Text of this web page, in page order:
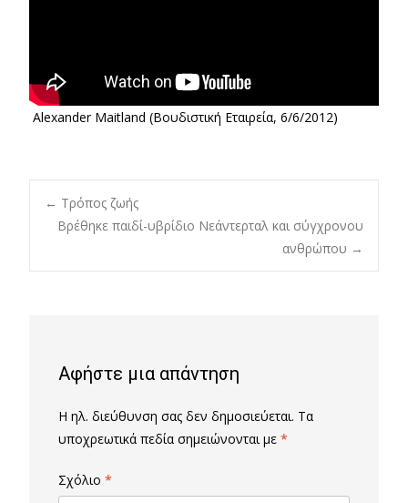
Alexander Maitland (Βουδιστική Εταιρεία, 6/6/2012)
Post
navigation
← Τρόπος ζωής
Βρέθηκε παιδί-υβρίδιο Νεάντερταλ και σύγχρονου
ανθρώπου →
Αφήστε μια απάντηση
Η ηλ. διεύθυνση σας δεν δημοσιεύεται. Τα
υποχρεωτικά πεδία σημειώνονται με *
Σχόλιο *